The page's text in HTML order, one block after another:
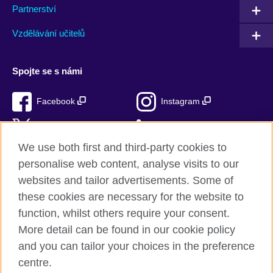
Partnerství
Vzdělávání učitelů
Spojte se s námi
Facebook Instagram
TikTok
British Council ve světě
Ochrana soukromí a podmínky používání stránek
Soubory cookie
Sitemap
We use both first and third-party cookies to
personalise web content, analyse visits to our
websites and tailor advertisements. Some of
these cookies are necessary for the website to
function, whilst others require your consent.
More detail can be found in our cookie policy
and you can tailor your choices in the preference
centre.